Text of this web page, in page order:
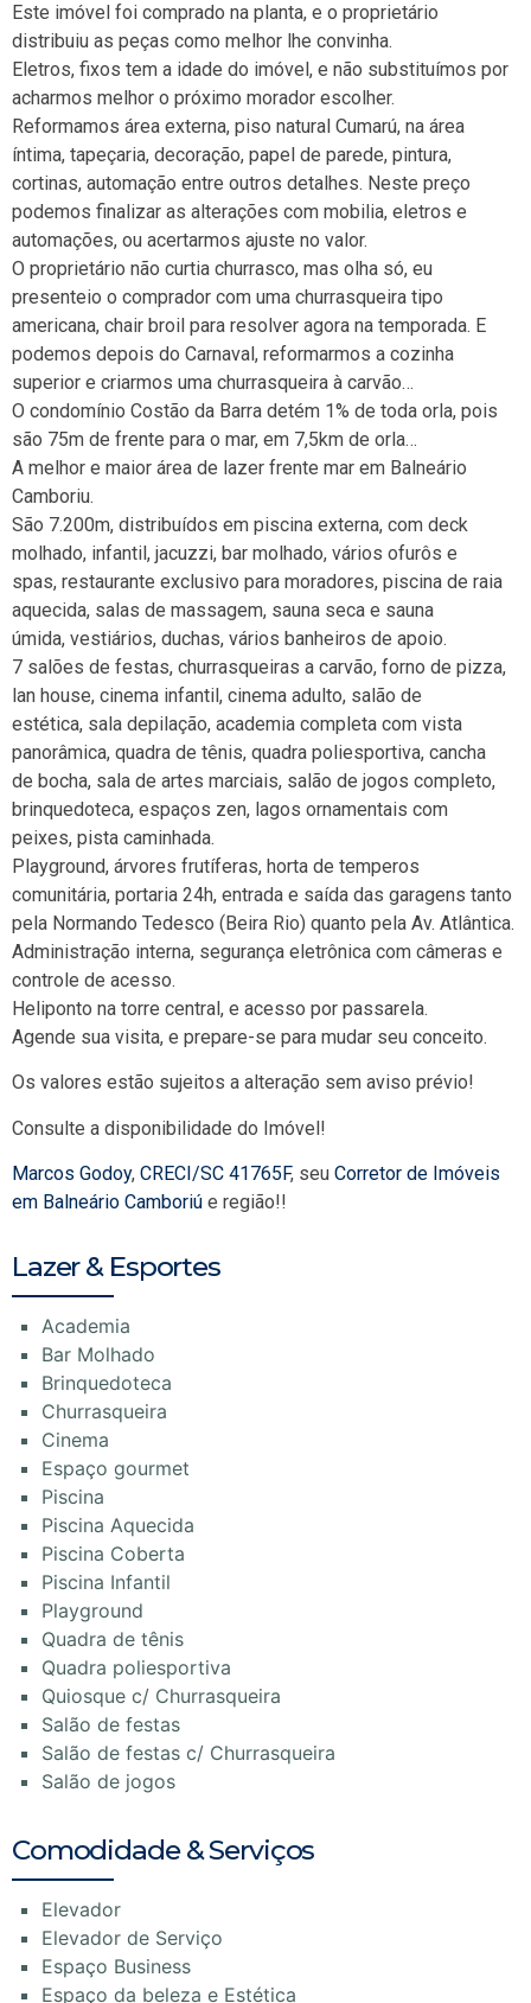
Este imóvel foi comprado na planta, e o proprietário
distribuiu as peças como melhor lhe convinha.
Eletros, fixos tem a idade do imóvel, e não substituímos por
acharmos melhor o próximo morador escolher.
Reformamos área externa, piso natural Cumarú, na área
íntima, tapeçaria, decoração, papel de parede, pintura,
cortinas, automação entre outros detalhes. Neste preço
podemos finalizar as alterações com mobilia, eletros e
automações, ou acertarmos ajuste no valor.
O proprietário não curtia churrasco, mas olha só, eu
presenteio o comprador com uma churrasqueira tipo
americana, chair broil para resolver agora na temporada. E
podemos depois do Carnaval, reformarmos a cozinha
superior e criarmos uma churrasqueira à carvão…
O condomínio Costão da Barra detém 1% de toda orla, pois
são 75m de frente para o mar, em 7,5km de orla…
A melhor e maior área de lazer frente mar em Balneário
Camboriu.
São 7.200m, distribuídos em piscina externa, com deck
molhado, infantil, jacuzzi, bar molhado, vários ofurôs e
spas, restaurante exclusivo para moradores, piscina de raia
aquecida, salas de massagem, sauna seca e sauna
úmida, vestiários, duchas, vários banheiros de apoio.
7 salões de festas, churrasqueiras a carvão, forno de pizza,
lan house, cinema infantil, cinema adulto, salão de
estética, sala depilação, academia completa com vista
panorâmica, quadra de tênis, quadra poliesportiva, cancha
de bocha, sala de artes marciais, salão de jogos completo,
brinquedoteca, espaços zen, lagos ornamentais com
peixes, pista caminhada.
Playground, árvores frutíferas, horta de temperos
comunitária, portaria 24h, entrada e saída das garagens tanto
pela Normando Tedesco (Beira Rio) quanto pela Av. Atlântica.
Administração interna, segurança eletrônica com câmeras e
controle de acesso.
Heliponto na torre central, e acesso por passarela.
Agende sua visita, e prepare-se para mudar seu conceito.
Os valores estão sujeitos a alteração sem aviso prévio!
Consulte a disponibilidade do Imóvel!
Marcos Godoy, CRECI/SC 41765F, seu Corretor de Imóveis
em Balneário Camboriú e região!!
Lazer & Esportes
Academia
Bar Molhado
Brinquedoteca
Churrasqueira
Cinema
Espaço gourmet
Piscina
Piscina Aquecida
Piscina Coberta
Piscina Infantil
Playground
Quadra de tênis
Quadra poliesportiva
Quiosque c/ Churrasqueira
Salão de festas
Salão de festas c/ Churrasqueira
Salão de jogos
Comodidade & Serviços
Elevador
Elevador de Serviço
Espaço Business
Espaço da beleza e Estética